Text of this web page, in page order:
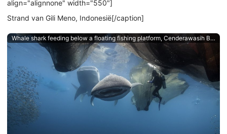
align="alignnone" width="550"]
Strand van Gili Meno, Indonesië[/caption]
Whale shark feeding below a floating fishing platform, Cenderawasih Bay, West Papua, an Indonesian dive destination.